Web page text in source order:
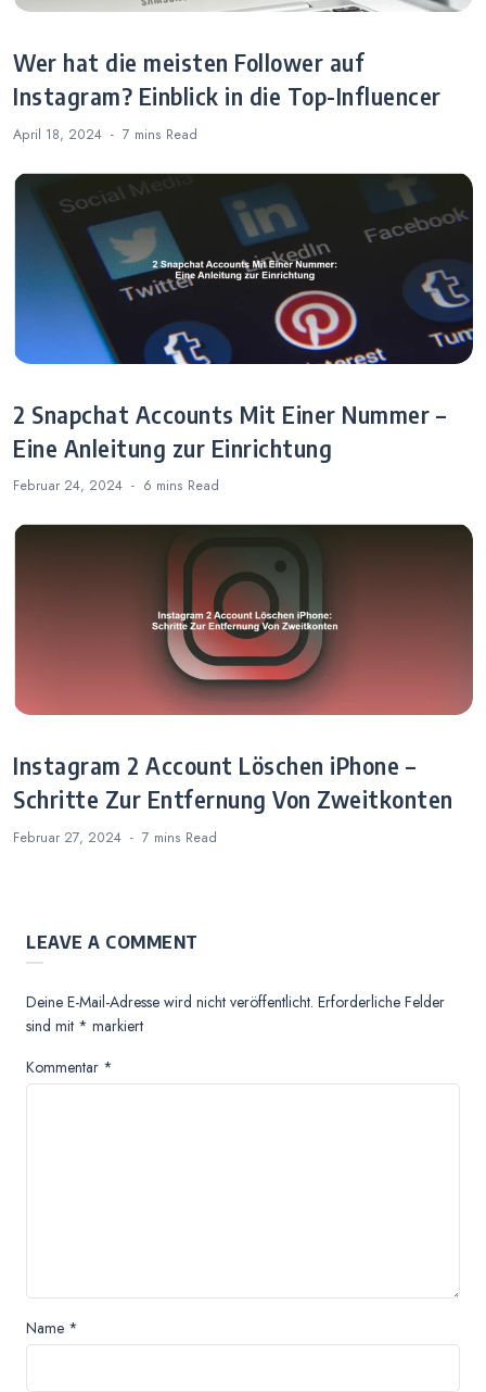
Wer hat die meisten Follower auf
Instagram? Einblick in die Top-Influencer
April 18, 2024 7 mins Read
2 Snapchat Accounts Mit Einer Nummer –
Eine Anleitung zur Einrichtung
Februar 24, 2024 6 mins Read
Instagram 2 Account Löschen iPhone –
Schritte Zur Entfernung Von Zweitkonten
Februar 27, 2024 7 mins Read
LEAVE A COMMENT
Deine E-Mail-Adresse wird nicht veröffentlicht. Erforderliche Felder
sind mit * markiert
Kommentar *
Name *